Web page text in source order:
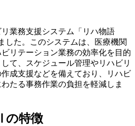
業務支援システム「リハ物語
した。このシステムは、医療機関
リテーション業務の効率化を目的
て、スケジュール管理やリハビリ
成支援などを備えており、リハビ
たる事務作業の負担を軽減しま
の特徴